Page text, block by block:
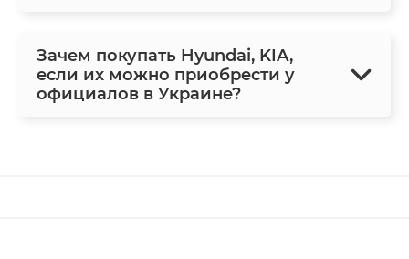
Зачем покупать Hyundai, KIA,
если их можно приобрести у
официалов в Украине?